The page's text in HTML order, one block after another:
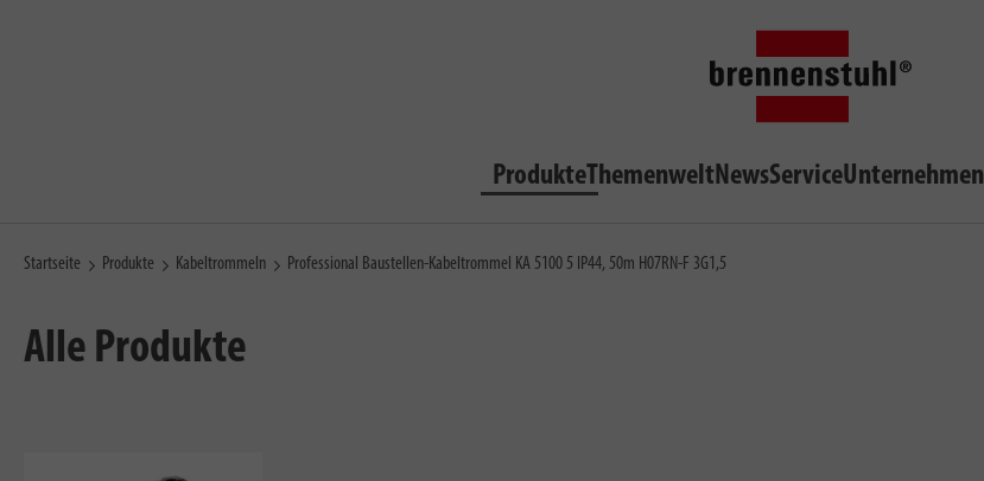
ProdukteThemenweltNewsServiceUnternehmen
Startseite Produkte Kabeltrommeln Professional Baustellen-Kabeltrommel KA 5100 5 IP44, 50m H07RN-F 3G1,5
Alle Produkte